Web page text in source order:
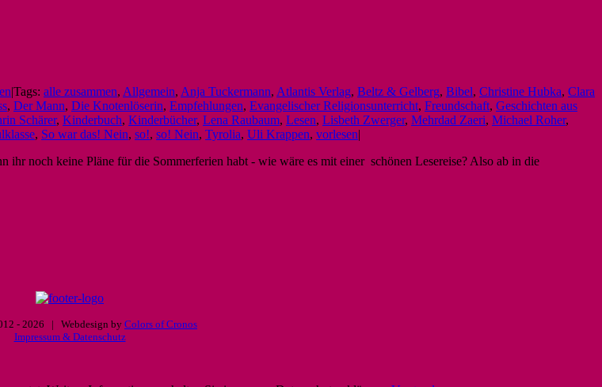
|Tags: alle zusammen, Allgemein, Anja Tuckermann, Atlantis Verlag, Beltz & Gelberg, Bibel, Christine Hubka, Clara
, Der Mann, Die Knotenlöserin, Empfehlungen, Evangelischer Religionsunterricht, Freundschaft, Geschichten aus
Schärer, Kinderbuch, Kinderbücher, Lena Raubaum, Lesen, Lisbeth Zwerger, Mehrdad Zaeri, Michael Roher,
, So war das! Nein, so!, so! Nein, Tyrolia, Uli Krappen, vorlesen|
ihr noch keine Pläne für die Sommerferien habt - wie wäre es mit einer schönen Lesereise? Also ab in die
-2026 | Webdesign by Colors of Cronos
Impressum & Datenschutz